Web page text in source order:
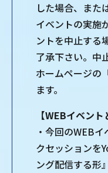
した場合、また
イベントの実施
ントを中⽌する
了承下さい。中
ホームページの
ます。
【WEBイベント
・今回のWEB
クセッションを
ング配信する形